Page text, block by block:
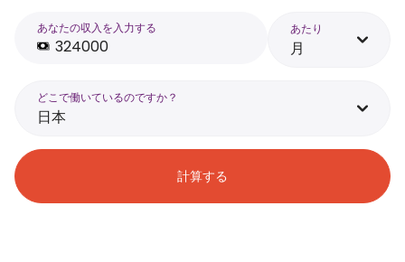
あなたの収入を入力する あたり
月
どこで働いているのですか？
日本
計算する